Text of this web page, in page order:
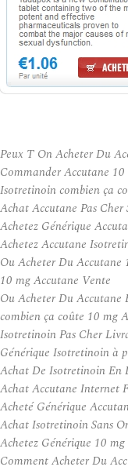
Peux T On Acheter Du
Commander Accutane
Isotretinoin combien ça
Achat Accutane Pas Cher
Achetez Générique
Achetez Accutane
Ou Acheter Du Accutane
10 mg Accutane Vente
Ou Acheter Du Accutane
combien ça coûte 10 mg
Isotretinoin Pas Cher
Générique Isotretinoin à
Achat De Isotretinoin En
Achat Accutane Internet
Acheté Générique
Achat Isotretinoin Sans
Achetez Générique 10
Comment Acheter Du